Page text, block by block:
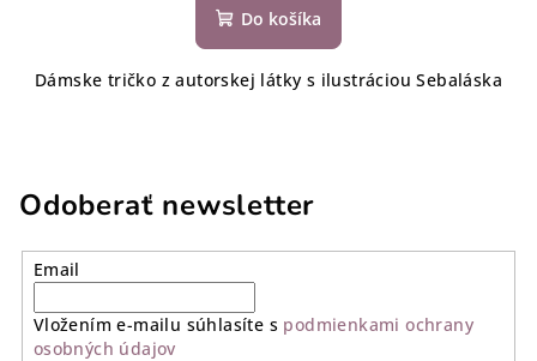
Do košíka
Dámske tričko z autorskej látky s ilustráciou Sebaláska
Odoberať newsletter
Email
Vložením e-mailu súhlasíte s podmienkami ochrany
osobných údajov